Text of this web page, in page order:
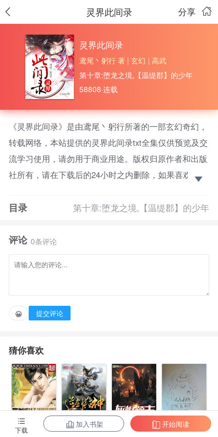
分享
灵界此间录
灵界此间录
鸢尾丶躬行 著 |玄幻 | 高武
第十章:堕龙之境,【温缇郡】的少年
58808·连载
《灵界此间录》是由鸢尾丶躬行所著的一部玄幻奇幻，
转载网络，本站提供的灵界此间录txt全集仅供预览及交
流学习使用，请勿用于商业用途。版权归原作者和出版
社所有，请在下载后的24小时之内删除，如果喜欢。请
不是我。我又只能祈愿那个人就是我，这样，我就能为
目录 第十章:堕龙之境,【温缇郡】的少年
评论 0条评论
😀 提交评论
猜你喜欢
带着农场混异
逆剑狂神
灰烬领主
阴影帝国
下载
加入书架 开始阅读